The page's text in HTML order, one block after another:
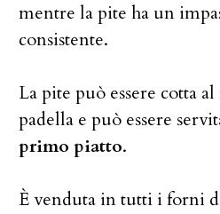
mentre la pite ha un
consistente.
La pite può essere cotta
padella e può essere
primo piatto.
È venduta in tutti i forni